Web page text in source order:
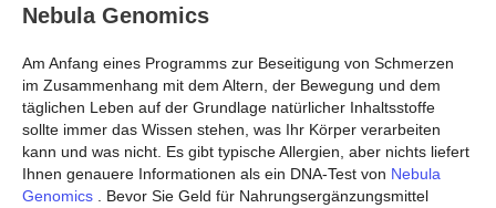
Nebula Genomics
Am Anfang eines Programms zur Beseitigung von Schmerzen
im Zusammenhang mit dem Altern, der Bewegung und dem
täglichen Leben auf der Grundlage natürlicher Inhaltsstoffe
sollte immer das Wissen stehen, was Ihr Körper verarbeiten
kann und was nicht. Es gibt typische Allergien, aber nichts liefert
Ihnen genauere Informationen als ein DNA-Test von Nebula
Genomics . Bevor Sie Geld für Nahrungsergänzungsmittel